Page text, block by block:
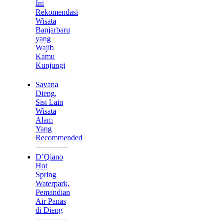
Ini
Rekomendasi
Wisata
Banjarbaru
yang
Wajib
Kamu
Kunjungi
Savana
Dieng,
Sisi Lain
Wisata
Alam
Yang
Recommended
D’Qiano
Hot
Spring
Waterpark,
Pemandian
Air Panas
di Dieng